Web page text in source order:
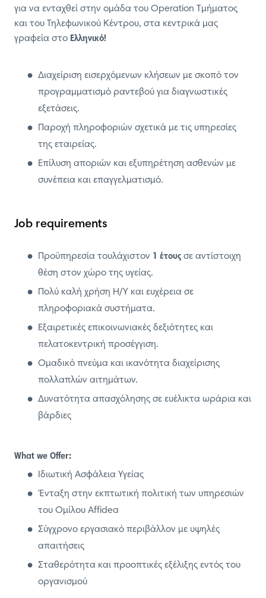
για να ενταχθεί στην ομάδα του Operation Τμήματος
και του Τηλεφωνικού Κέντρου, στα κεντρικά μας
γραφεία στο Ελληνικό!
Διαχείριση εισερχόμενων κλήσεων με σκοπό τον
προγραμματισμό ραντεβού για διαγνωστικές
εξετάσεις.
Παροχή πληροφοριών σχετικά με τις υπηρεσίες
της εταιρείας.
Επίλυση αποριών και εξυπηρέτηση ασθενών με
συνέπεια και επαγγελματισμό.
Job requirements
Προϋπηρεσία τουλάχιστον 1 έτους σε αντίστοιχη
θέση στον χώρο της υγείας.
Πολύ καλή χρήση Η/Υ και ευχέρεια σε
πληροφοριακά συστήματα.
Εξαιρετικές επικοινωνιακές δεξιότητες και
πελατοκεντρική προσέγγιση.
Ομαδικό πνεύμα και ικανότητα διαχείρισης
πολλαπλών αιτημάτων.
Δυνατότητα απασχόλησης σε ευέλικτα ωράρια και
βάρδιες
What we Offer:
Ιδιωτική Ασφάλεια Υγείας
Ένταξη στην εκπτωτική πολιτική των υπηρεσιών
του Ομίλου Affidea
Σύγχρονο εργασιακό περιβάλλον με υψηλές
απαιτήσεις
Σταθερότητα και προοπτικές εξέλιξης εντός του
οργανισμού